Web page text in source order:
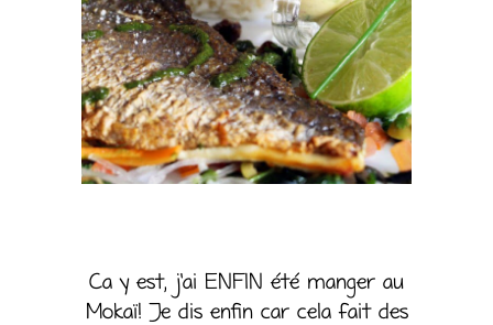
Ca y est, j’ai ENFIN été manger au
Mokaï! Je dis enfin car cela fait des